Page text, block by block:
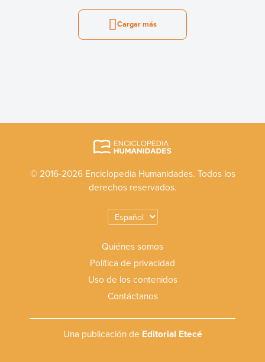
Cargar más
© 2016-2026 Enciclopedia Humanidades. Todos los
derechos reservados.
Quiénes somos
Política de privacidad
Uso de los contenidos
Contáctanos
Una publicación de Editorial Etecé